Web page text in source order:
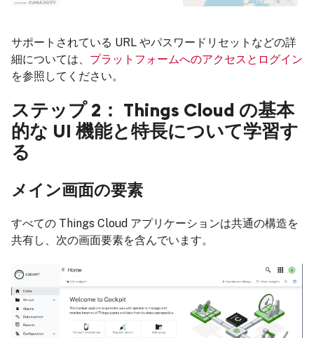
サポートされている URL やパスワードリセットなどの詳
細については、 プラットフォームへのアクセスとログイン
を参照してください。
ステップ 2： Things Cloud の基本
的な UI 機能と特長について学習す
る
メイン画面の要素
すべての Things Cloud アプリケーションは共通の構造を
共有し、次の画面要素を含んでいます。